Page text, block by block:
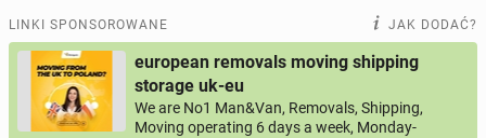
LINKI SPONSOROWANE JAK DODAĆ?
european removals moving shipping
storage uk-eu
We are No1 Man&Van, Removals, Shipping,
Moving operating 6 days a week, Monday-